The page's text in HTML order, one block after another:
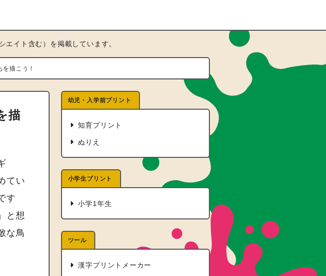
イト含む）を掲載しています。
描こう！
描
てい
す
と想
な鳥
幼児・入学前プリント
知育プリント
ぬりえ
小学生プリント
小学1年生
ツール
漢字プリントメーカー